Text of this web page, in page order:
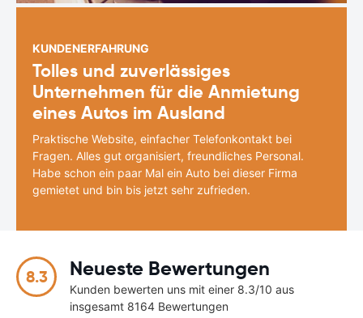
KUNDENERFAHRUNG
Tolles und zuverlässiges
Unternehmen für die Anmietung
eines Autos im Ausland
Praktische Website, einfacher Telefonkontakt bei
Fragen. Alles gut organisiert, freundliches Personal.
Habe schon ein paar Mal ein Auto bei dieser Firma
gemietet und bin bis jetzt sehr zufrieden.
8.3 Neueste Bewertungen
Kunden bewerten uns mit einer 8.3/10 aus
insgesamt 8164 Bewertungen